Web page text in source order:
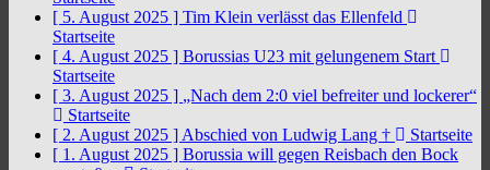
[ 5. August 2025 ] Tim Klein verlässt das Ellenfeld
Startseite
[ 4. August 2025 ] Borussias U23 mit gelungenem Start
Startseite
[ 3. August 2025 ] „Nach dem 2:0 viel befreiter und lockerer“
Startseite
[ 2. August 2025 ] Abschied von Ludwig Lang †
Startseite
[ 1. August 2025 ] Borussia will gegen Reisbach den Bock